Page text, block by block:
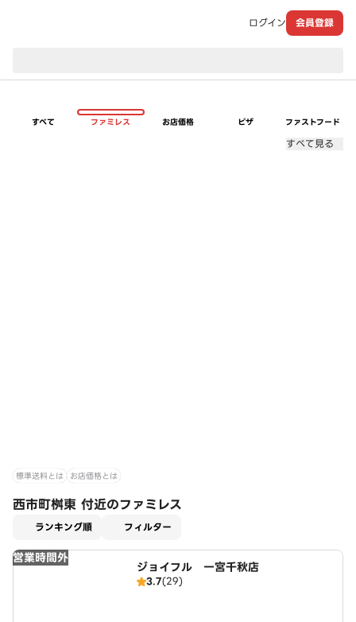
ログイン 会員登録
すべて ファミレス お店価格 ピザ ファストフード
すべて見る
標準送料とは お店価格とは
西市町桝東 付近のファミレス
ランキング順 フィルター
営業時間外
ジョイフル 一宮千秋店
3.7(29)